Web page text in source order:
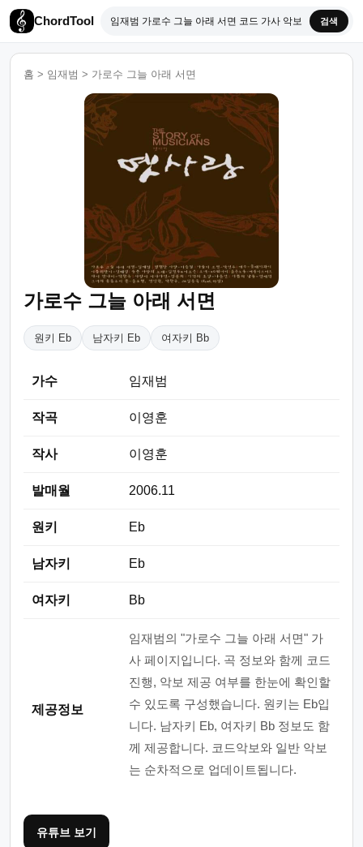
ChordTool 검색
홈 > 임재범 > 가로수 그늘 아래 서면
가로수 그늘 아래 서면
원키 Eb 남자키 Eb 여자키 Bb
가수 임재범
작곡 이영훈
작사 이영훈
발매월 2006.11
원키 Eb
남자키 Eb
여자키 Bb
제공정보
임재범의 "가로수 그늘 아래 서면" 가
사 페이지입니다. 곡 정보와 함께 코드
진행, 악보 제공 여부를 한눈에 확인할
수 있도록 구성했습니다. 원키는 Eb입
니다. 남자키 Eb, 여자키 Bb 정보도 함
께 제공합니다. 코드악보와 일반 악보
는 순차적으로 업데이트됩니다.
유튜브 보기